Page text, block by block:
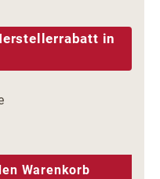
in
den
Warenkorb